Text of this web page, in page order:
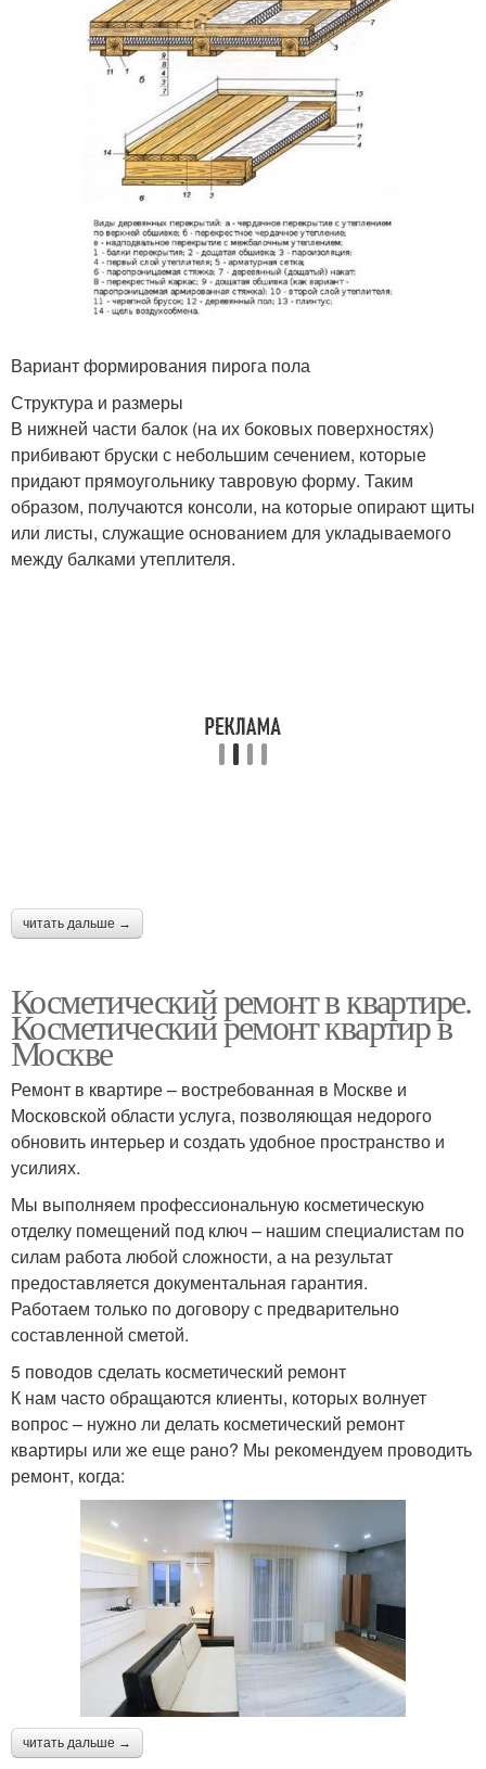
Вариант формирования пирога пола
Структура и размеры
В нижней части балок (на их боковых поверхностях)
прибивают бруски с небольшим сечением, которые
придают прямоугольнику тавровую форму. Таким
образом, получаются консоли, на которые опирают щиты
или листы, служащие основанием для укладываемого
между балками утеплителя.
читать дальше →
Косметический ремонт в квартире.
Косметический ремонт квартир в
Москве
Ремонт в квартире – востребованная в Москве и
Московской области услуга, позволяющая недорого
обновить интерьер и создать удобное пространство и
усилиях.
Мы выполняем профессиональную косметическую
отделку помещений под ключ – нашим специалистам по
силам работа любой сложности, а на результат
предоставляется документальная гарантия.
Работаем только по договору с предварительно
составленной сметой.
5 поводов сделать косметический ремонт
К нам часто обращаются клиенты, которых волнует
вопрос – нужно ли делать косметический ремонт
квартиры или же еще рано? Мы рекомендуем проводить
ремонт, когда:
читать дальше →